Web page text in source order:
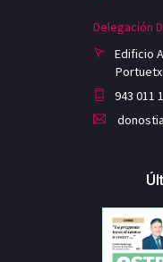
Delegación
Edificio
943 011